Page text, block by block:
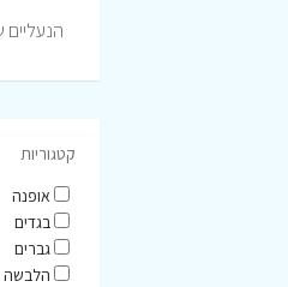
הנעליים
קטגוריות
אופנה
בגדים
גברים
הלבשה